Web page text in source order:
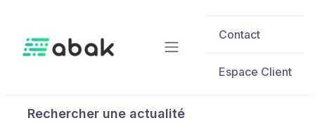
Contact
Espace Client
Rechercher une actualité